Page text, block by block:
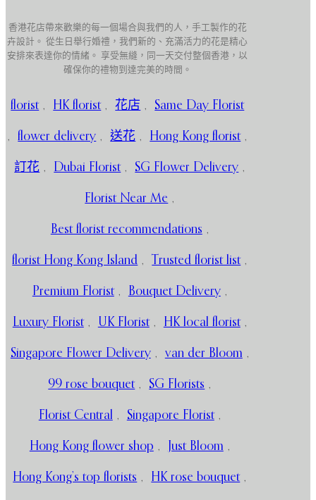
香港花店帶來歡樂的每一個場合與我們的人，手工製作的花
卉設計。 從生日舉行婚禮，我們新的、充滿活力的花是精心
安排來表達你的情緒。 享受無縫，同一天交付整個香港，以
確保你的禮物到達完美的時間。
florist , HK florist , 花店 , Same Day Florist
, flower delivery , 送花 , Hong Kong florist ,
訂花 , Dubai Florist , SG Flower Delivery ,
Florist Near Me ,
Best florist recommendations ,
florist Hong Kong Island , Trusted florist list ,
Premium Florist , Bouquet Delivery ,
Luxury Florist , UK Florist , HK local florist ,
Singapore Flower Delivery , van der Bloom ,
99 rose bouquet , SG Florists ,
Florist Central , Singapore Florist ,
Hong Kong flower shop , Just Bloom ,
Hong Kong’s top florists , HK rose bouquet ,